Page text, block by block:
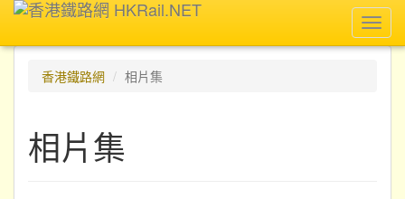
香港鐵路網
相片集
相片集